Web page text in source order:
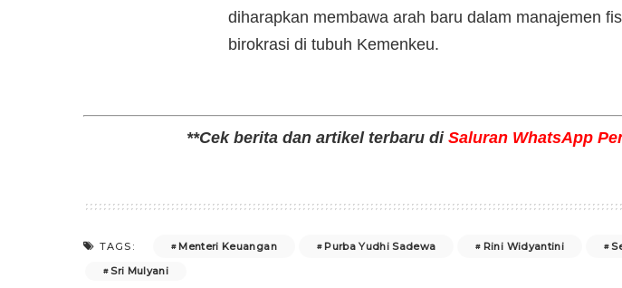
diharapkan membawa arah baru dalam manajemen
birokrasi di tubuh Kemenkeu.
**Cek berita dan artikel terbaru diSaluran WhatsApp
TAGS: Menteri Keuangan Purba Yudhi Sadewa Rini Widyantini
Sri Mulyani